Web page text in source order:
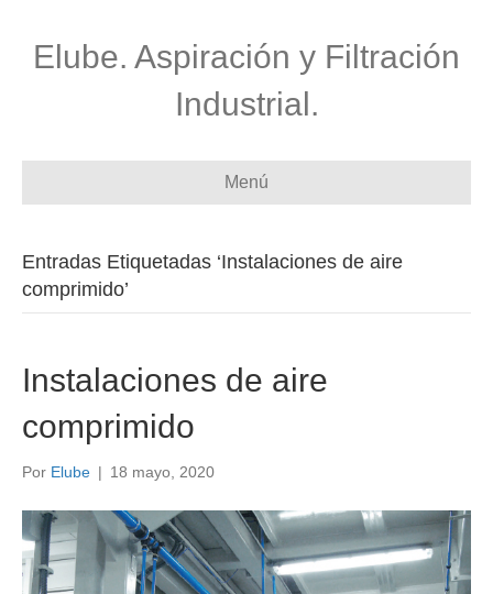
Elube. Aspiración y Filtración
Industrial.
Menú
Entradas Etiquetadas ‘Instalaciones de aire
comprimido’
Instalaciones de aire
comprimido
Por Elube | 18 mayo, 2020